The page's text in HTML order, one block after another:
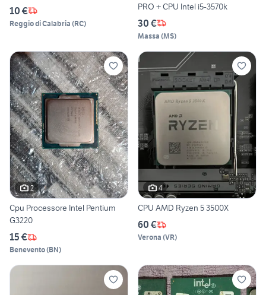
10 €
Reggio di Calabria (RC)
PRO + CPU Intel i5-3570k
30 €
Massa (MS)
2
Cpu Processore Intel Pentium
G3220
15 €
Benevento(BN)
4
CPU AMD Ryzen 5 3500X
60 €
Verona (VR)